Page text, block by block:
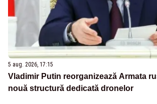
5 aug. 2026, 17:15
Vladimir Putin reorganizează Armata
nouă structură dedicată dronelor